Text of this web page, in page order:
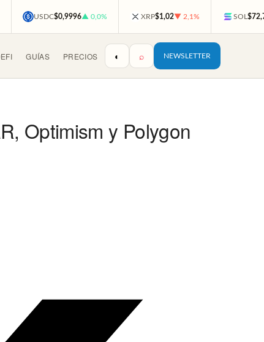
USDC$0,9996▲ 0,0% XRP$1,02▼ 2,1% SOL
GUÍAS PRECIOS ◐ ⌕ NEWSLETTER
Optimism y Polygon